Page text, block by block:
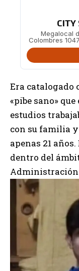
CITY
Megalocal
Colombres
Era catalogado
«pibe sano»
estudios
con su familia
apenas 21
dentro del
Administración